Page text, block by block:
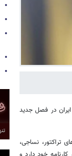
ایران در فصل جدید
تراکتور، نساجی،